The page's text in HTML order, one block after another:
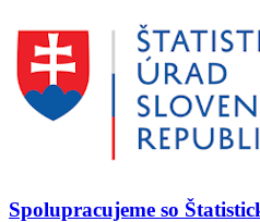
Spolupracujeme so